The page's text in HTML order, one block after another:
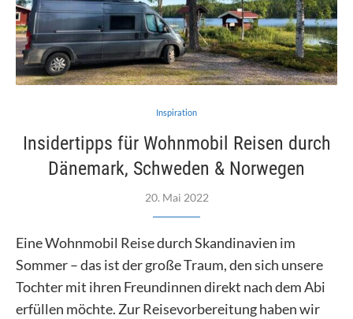
Inspiration
Insidertipps für Wohnmobil Reisen durch
Dänemark, Schweden & Norwegen
20. Mai 2022
Eine Wohnmobil Reise durch Skandinavien im
Sommer – das ist der große Traum, den sich unsere
Tochter mit ihren Freundinnen direkt nach dem Abi
erfüllen möchte. Zur Reisevorbereitung haben wir